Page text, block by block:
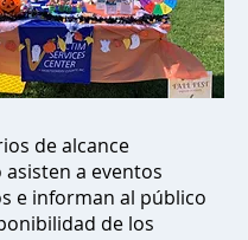
de alcance
a eventos
e informan al público
de los